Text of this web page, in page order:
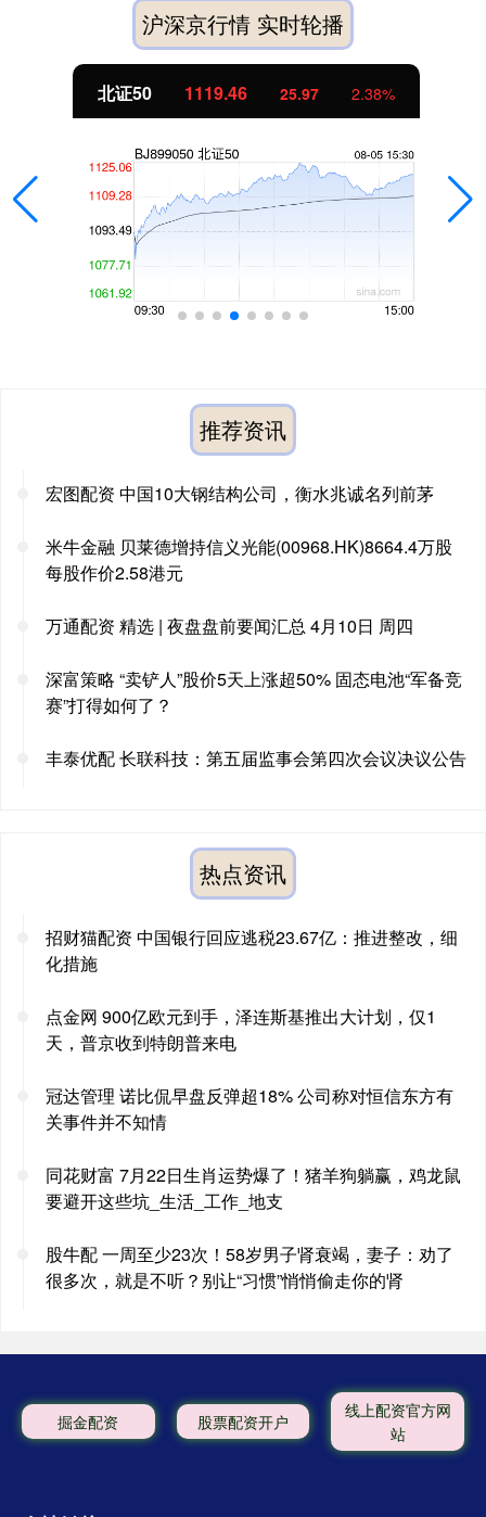
沪深京行情 实时轮播
北证50 1119.46 25.97 2.38%
推荐资讯
宏图配资 中国10大钢结构公司，衡水兆诚名列前茅
米牛金融 贝莱德增持信义光能(00968.HK)8664.4万股
每股作价2.58港元
万通配资 精选 | 夜盘盘前要闻汇总 4月10日 周四
深富策略 “卖铲人”股价5天上涨超50% 固态电池“军备竞
赛”打得如何了？
丰泰优配 长联科技：第五届监事会第四次会议决议公告
热点资讯
招财猫配资 中国银行回应逃税23.67亿：推进整改，细
化措施
点金网 900亿欧元到手，泽连斯基推出大计划，仅1
天，普京收到特朗普来电
冠达管理 诺比侃早盘反弹超18% 公司称对恒信东方有
关事件并不知情
同花财富 7月22日生肖运势爆了！猪羊狗躺赢，鸡龙鼠
要避开这些坑_生活_工作_地支
股牛配 一周至少23次！58岁男子肾衰竭，妻子：劝了
很多次，就是不听？别让“习惯”悄悄偷走你的肾
掘金配资 股票配资开户
线上配资官方网
站